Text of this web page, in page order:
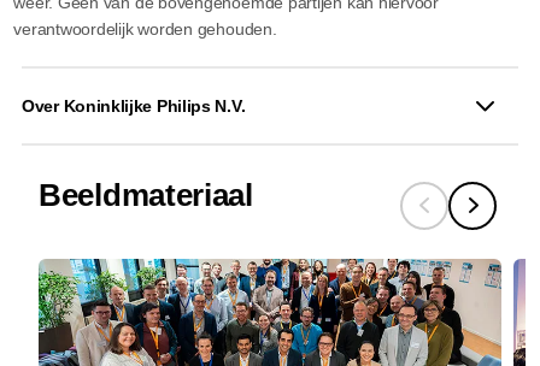
verantwoordelijk worden gehouden.
Over Koninklijke Philips N.V.
Beeldmateriaal